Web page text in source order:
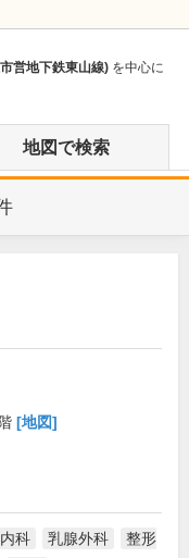
営地下鉄東山線) を中心に
地図で検索
[地図]
科 乳腺外科
整形